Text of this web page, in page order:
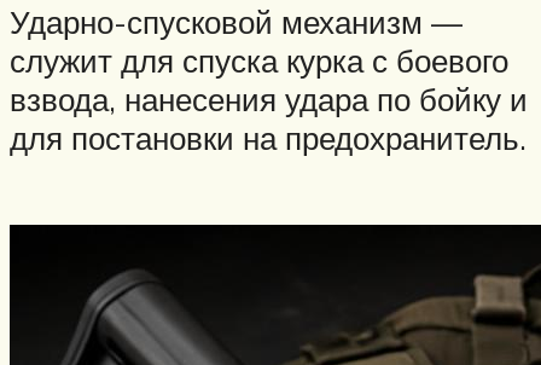
Ударно-спусковой механизм —
служит для спуска курка с боевого
взвода, нанесения удара по бойку и
для постановки на предохранитель.